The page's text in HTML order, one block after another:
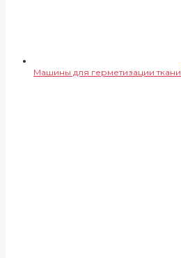
Машины для герметизации ткани